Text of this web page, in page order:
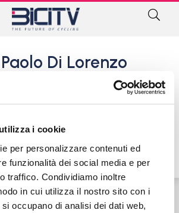
i cookie
per personalizzare contenuti ed
funzionalità dei social media e per
traffico. Condividiamo inoltre
in cui utilizza il nostro sito con i
occupano di analisi dei dati web,
Di Lorenzo
Team Go Fast: esordienti e
allievi pronti a sudare e a
3 Febbraio 2022